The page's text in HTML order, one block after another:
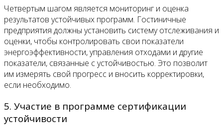
Четвертым шагом является мониторинг и оценка
результатов устойчивых программ. Гостиничные
предприятия должны установить систему отслеживания и
оценки, чтобы контролировать свои показатели
энергоэффективности, управления отходами и другие
показатели, связанные с устойчивостью. Это позволит
им измерять свой прогресс и вносить корректировки,
если необходимо.
5. Участие в программе сертификации
устойчивости